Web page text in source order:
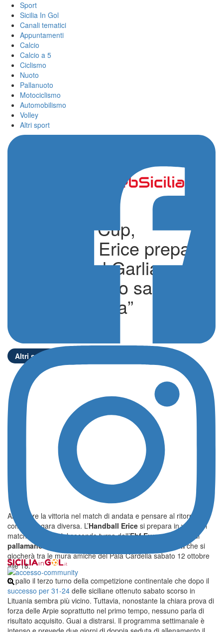
Sport
Sicilia In Gol
Canali tematici
Appuntamenti
Calcio
Calcio a 5
Ciclismo
Nuoto
Pallanuoto
Motociclismo
Automobilismo
Volley
Altri sport
European Cup,
l’Handball Erice prepara
il ritorno col Garliava,
Ateba “Sabato sarà una
partita diversa”
Altri sport
Archiviare la vittoria nel match di andata e pensare al ritorno
come una gara diversa. L’Handball Erice si prepara in vista del
match di ritorno del secondo turno dell’Ehf European Cup
di
pallamano femminile
Cascada Hc Garliava Smche si
giocherà tra le mura amiche del Pala Cardella sabato 12 ottobre
alle 18.
In palio il terzo turno della competizione continentale che dopo il
successo per 31-24 delle siciliane ottenuto sabato scorso in
Lituania sembra più vicino. Tuttavia, nonostante la chiara prova di
forza delle Arpie soprattutto nel primo tempo, nessuno parla di
risultato acquisito. Guai a distrarsi. Il programma settimanale è